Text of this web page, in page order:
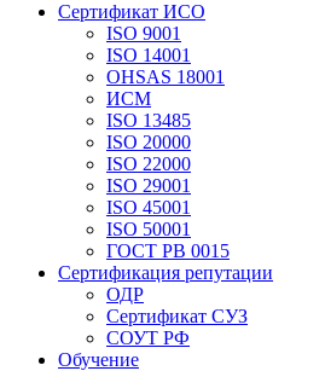
Сертификат ИСО
ISO 9001
ISO 14001
OHSAS 18001
ИСМ
ISO 13485
ISO 20000
ISO 22000
ISO 29001
ISO 45001
ISO 50001
ГОСТ РВ 0015
Сертификация репутации
ОДР
Сертификат СУЗ
СОУТ РФ
Обучение